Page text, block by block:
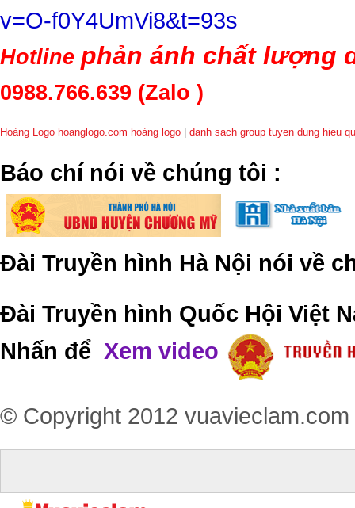
v=O-f0Y4UmVi8&t=93s
Hotline phản ánh chất lượng
0988.766.639 (Zalo )
Hoàng Logo hoanglogo.com hoàng logo danh sach group tuyen dung hieu
​Báo chí nói về chúng tôi :
Đài Truyền hình Hà Nội nói về
Đài Truyền hình Quốc Hội Việt
Nhấn để Xem video
© Copyright 2012 vuavieclam.com